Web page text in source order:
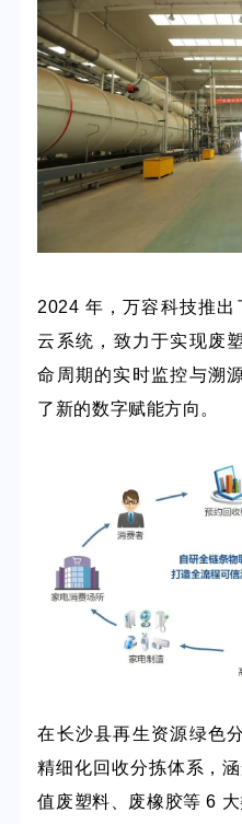
2024 年，万容科技推出
云系统 ， 致力于实现废
命周期的实时监控与溯
了新的数字赋能方向 。
在长沙县再生资源绿色
精细化回收分拣体系，
值废塑料、废橡胶等 6